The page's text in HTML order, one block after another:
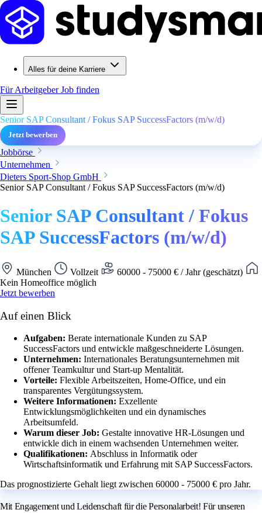
Alles für deine Karriere
Für ArbeitgeberJob finden
Senior SAP Consultant / Fokus SAP SuccessFactors (m/w/d)
Jetzt bewerben
Jobbörse
Unternehmen
Dieters Sport-Shop GmbH
Senior SAP Consultant / Fokus SAP SuccessFactors (m/w/d)
Senior SAP Consultant / Fokus
SAP SuccessFactors (m/w/d)
München Vollzeit
60000 - 75000 € / Jahr (geschätzt)
Kein Homeoffice möglich
Jetzt bewerben
Auf einen Blick
Aufgaben: Berate internationale Kunden zu SAP
SuccessFactors und entwickle maßgeschneiderte Lösungen.
Unternehmen: Internationales Beratungsunternehmen mit
offener Teamkultur und Start-up Mentalität.
Vorteile: Flexible Arbeitszeiten, Home-Office, und ein
transparentes Vergütungssystem.
Weitere Informationen: Exzellente
Entwicklungsmöglichkeiten und ein dynamisches
Arbeitsumfeld.
Warum dieser Job: Gestalte innovative HR-Lösungen und
entwickle dich in einem wachsenden Unternehmen weiter.
Qualifikationen: Abschluss in Informatik oder
Wirtschaftsinformatik und Erfahrung mit SAP SuccessFactors.
Das prognostizierte Gehalt liegt zwischen 60000 - 75000 € pro Jahr.
Mit Engagement und Leidenschaft für die Personalarbeit! Für unseren